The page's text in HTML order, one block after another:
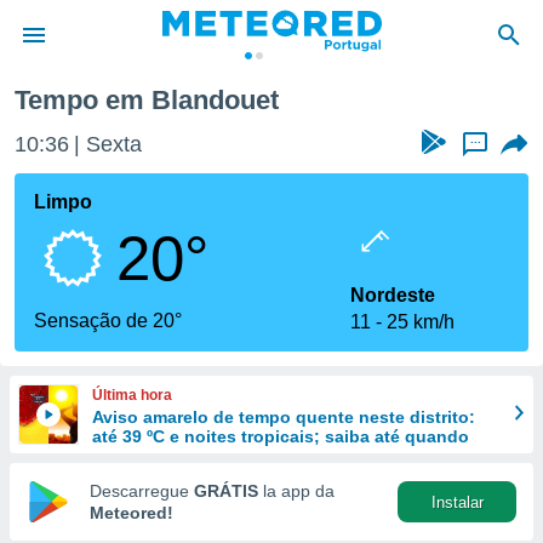
da
foi
fornecidas
a este
das
e
forma
digital
Tempo em Blandouet
10:36 Sexta ...
Limpo
20°
Sensação de 20°
Nordeste
11
25 km/h
Última hora
Aviso amarelo de tempo quente neste distrito:
até 39 ºC e noites tropicais; saiba até quando
Descarregue GRÁTIS la app da
Meteored!
Instalar